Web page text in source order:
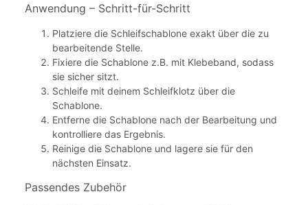
Anwendung – Schritt-für-Schritt
Platziere die Schleifschablone exakt über die zu
bearbeitende Stelle.
Fixiere die Schablone z.B. mit Klebeband, sodass
sie sicher sitzt.
Schleife mit deinem Schleifklotz über die
Schablone.
Entferne die Schablone nach der Bearbeitung und
kontrolliere das Ergebnis.
Reinige die Schablone und lagere sie für den
nächsten Einsatz.
Passendes Zubehör